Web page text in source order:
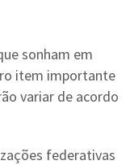
sonham em
item importante
variar de acordo
federativas